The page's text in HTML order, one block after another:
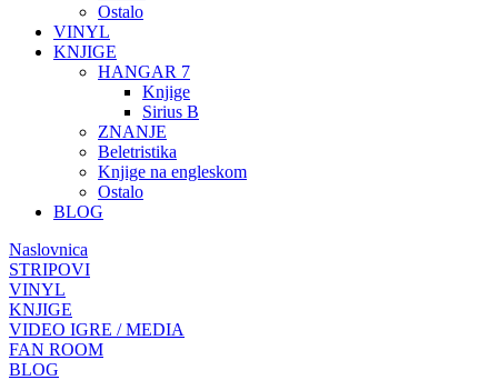
Ostalo
VINYL
KNJIGE
HANGAR 7
Knjige
Sirius B
ZNANJE
Beletristika
Knjige na engleskom
Ostalo
BLOG
Naslovnica
STRIPOVI
VINYL
KNJIGE
VIDEO IGRE / MEDIA
FAN ROOM
BLOG